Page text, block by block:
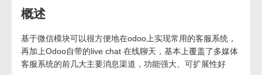
关于
编辑器
登录
概述
基于微信模块可以很方便地在odoo上实现常用的客服系统，
再加上Odoo自带的live chat 在线聊天，基本上覆盖了多媒体
客服系统的前几大主要消息渠道，功能强大、可扩展性好